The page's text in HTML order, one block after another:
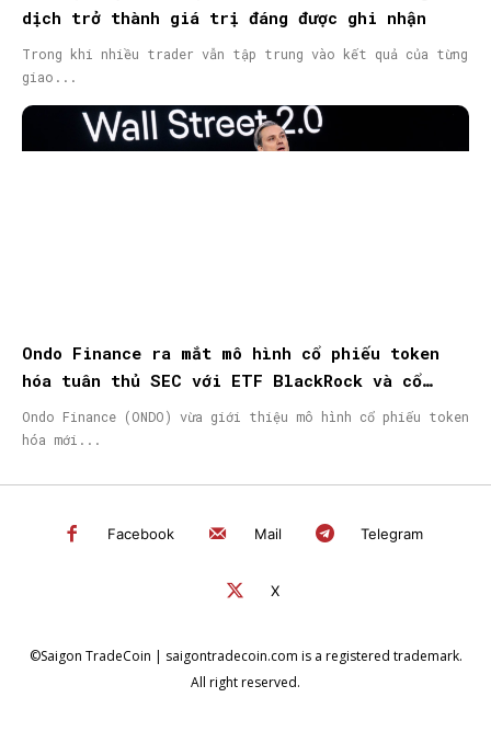
dịch trở thành giá trị đáng được ghi nhận
Trong khi nhiều trader vẫn tập trung vào kết quả của từng
giao...
Ondo Finance ra mắt mô hình cổ phiếu token
hóa tuân thủ SEC với ETF BlackRock và cổ
phiếu Micron
Ondo Finance (ONDO) vừa giới thiệu mô hình cổ phiếu token
hóa mới...
Facebook Mail Telegram
X
©Saigon TradeCoin | saigontradecoin.com is a registered trademark.
All right reserved.